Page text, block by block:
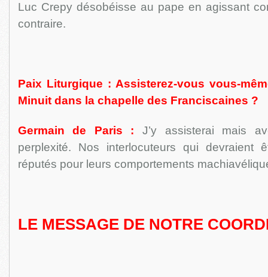
Luc Crepy désobéisse au pape en agissant
contraire.
Paix Liturgique : Assisterez-vous vous-
Minuit dans la chapelle des Franciscaines ?
Germain de Paris : J’y assisterai mais
perplexité. Nos interlocuteurs qui devraient
réputés pour leurs comportements
LE MESSAGE DE NOTRE